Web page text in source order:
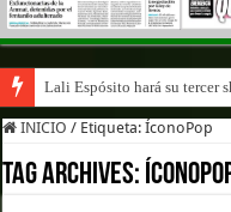
Lali Espósito hará su tercer
INICIO / Etiqueta:ÍconoPop
Tag Archives: